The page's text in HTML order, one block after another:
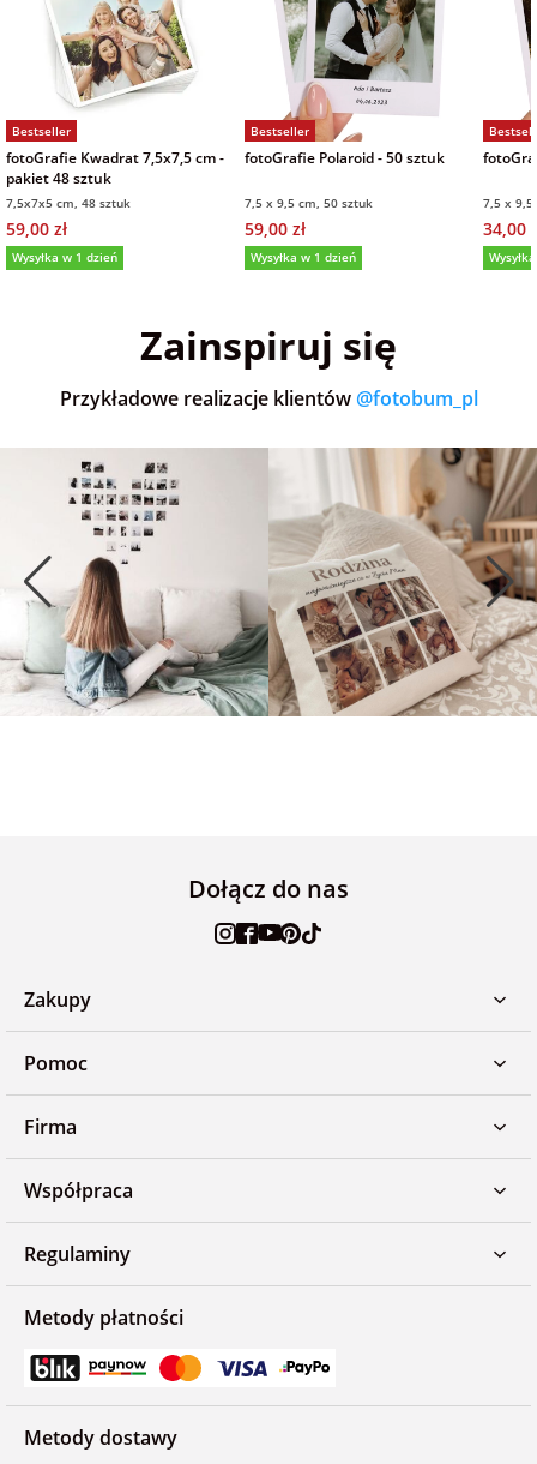
Bestseller
fotoGrafie Kwadrat 7,5x7,5 cm -
pakiet 48 sztuk
7,5x7x5 cm, 48 sztuk
59,00 zł
Wysyłka w 1 dzień
Bestseller
fotoGrafie Polaroid - 50 sztuk
7,5 x 9,5 cm, 50 sztuk
59,00 zł
Wysyłka w 1 dzień
7,5 x
34,00
Zainspiruj się
Przykładowe realizacje klientów @fotobum_pl
Dołącz do nas
Zakupy
Pomoc
Firma
Współpraca
Regulaminy
Metody płatności
Metody dostawy